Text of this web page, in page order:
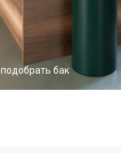
подобрать бак